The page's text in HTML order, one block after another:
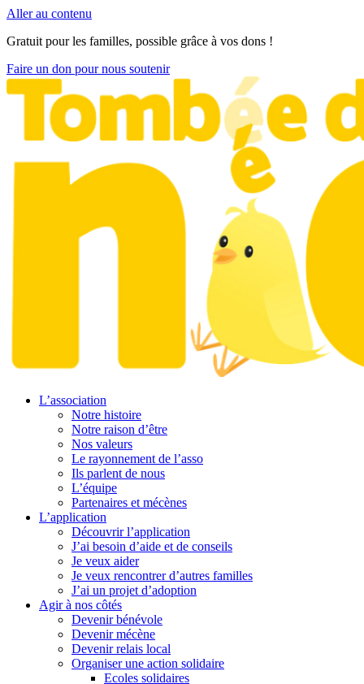
Aller au contenu
Gratuit pour les familles, possible grâce à vos dons !
Faire un don pour nous soutenir
L’association
Notre histoire
Notre raison d’être
Nos valeurs
Le rayonnement de l’asso
Ils parlent de nous
L’équipe
Partenaires et mécènes
L’application
Découvrir l’application
J’ai besoin d’aide et de conseils
Je veux aider
Je veux rencontrer d’autres familles
J’ai un projet d’adoption
Agir à nos côtés
Devenir bénévole
Devenir mécène
Devenir relais local
Organiser une action solidaire
Ecoles solidaires